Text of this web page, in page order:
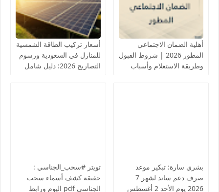
أهلية الضمان الاجتماعي
المطور 2026 | شروط القبول
وطريقة الاستعلام وأسباب
أسعار تركيب الطاقة الشمسية
للمنازل في السعودية ورسوم
التصاريح 2026: دليل شامل
بشري سارة: تبكير موعد
صرف دعم ساند لشهر 7
2026 يوم الأحد 2 أغسطس
تويتر #سحب_الجناسي :
حقيقة كشف أسماء سحب
الجناسي pdf اليوم ورابط